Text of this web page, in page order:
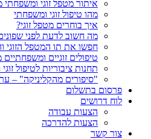
איתור מטפל זוגי ומשפחתי
מהו טיפול זוגי ומשפחתי
איך בוחרים מטפל זוגי?
מה חשוב לדעת לפני שפונים
חפשו את תו המטפל הזוגי
טיפולים זוגיים
תחנות ציבוריות לטיפול
"סיפורים מהקליניקה" –
פרסום בתשלום
לוח דרושים
הצעות עבודה
הצעות להדרכה
צור קשר